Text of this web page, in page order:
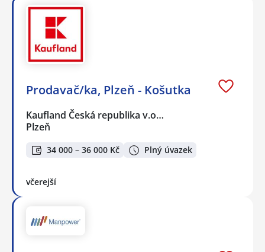
Prodavač/ka, Plzeň - Košutka
Kaufland Česká republika v.o…
Plzeň
34 000 – 36 000 Kč Plný úvazek
včerejší